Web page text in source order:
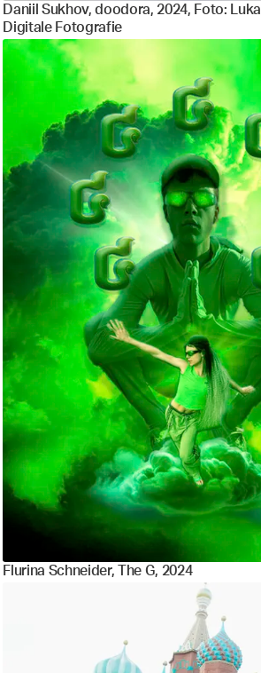
Daniil Sukhov, doodora, 2024, Foto:
Digitale Fotografie
Flurina Schneider, The G, 2024